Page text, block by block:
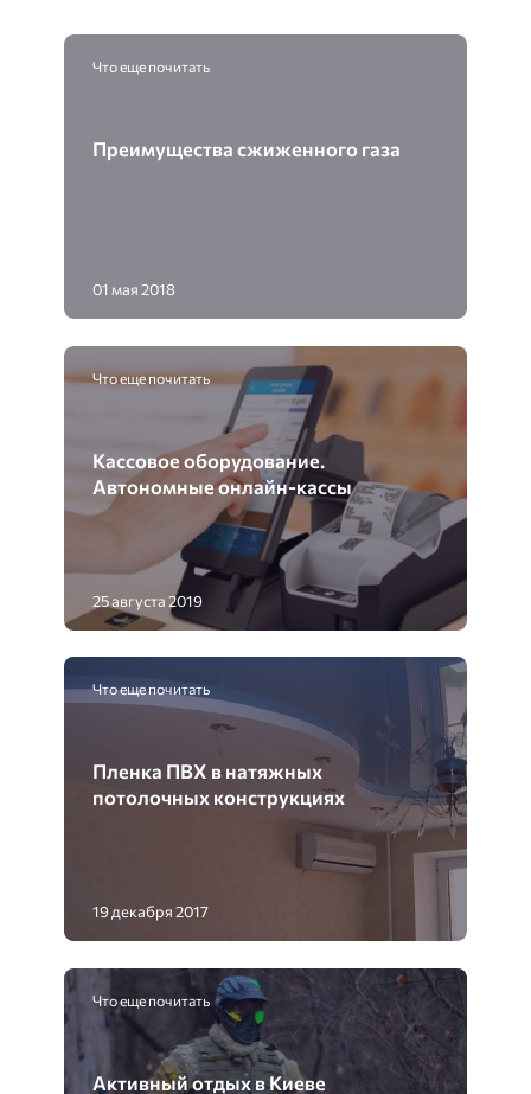
Что еще почитать
Преимущества сжиженного газа
01 мая 2018
Что еще почитать
Кассовое оборудование.
Автономные онлайн-кассы
25 августа 2019
Что еще почитать
Пленка ПВХ в натяжных
потолочных конструкциях
19 декабря 2017
Что еще почитать
Активный отдых в Киеве